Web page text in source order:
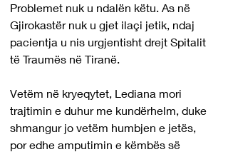
Problemet nuk u ndalën këtu. As në
Gjirokastër nuk u gjet ilaçi jetik, ndaj
pacientja u nis urgjentisht drejt Spitalit
të Traumës në Tiranë.
Vetëm në kryeqytet, Lediana mori
trajtimin e duhur me kundërhelm, duke
shmangur jo vetëm humbjen e jetës,
por edhe amputimin e këmbës së